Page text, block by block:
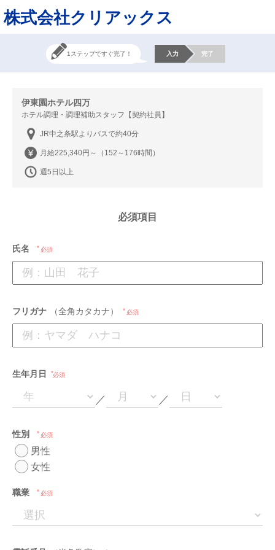
株式会社クリアックス
1ステップですぐ完了！ 入力 完了
伊東園ホテル四万
ホテル調理・調理補助スタッフ【契約社員】
JR中之条駅よりバスで約40分
月給225,340円～（152～176時間）
週5日以上
必須項目
氏名 必須
フリガナ （全角カタカナ） 必須
生年月日 必須
／ ／
性別 必須
男性
女性
職業 必須